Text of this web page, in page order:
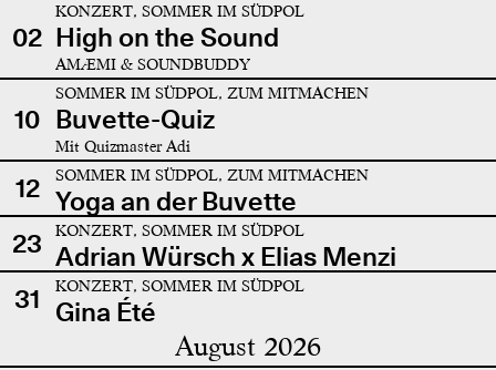
02
KONZERT, SOMMER IM SÜDPOL
High on the Sound
AMÆMI & SOUNDBUDDY
10
SOMMER IM SÜDPOL, ZUM MITMACHEN
Buvette-Quiz
Mit Quizmaster Adi
12 SOMMER IM SÜDPOL, ZUM MITMACHEN
Yoga an der Buvette
23
KONZERT, SOMMER IM SÜDPOL
Adrian Würsch x Elias Menzi
31
KONZERT, SOMMER IM SÜDPOL
Gina Été
August 2026